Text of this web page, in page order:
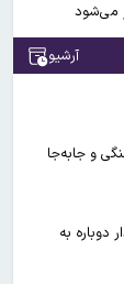
می‌شود
آرشیو
و جابه‌جا
دوباره به